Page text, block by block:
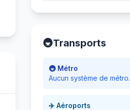
🚇Transports
🚇 Métro
Aucun système de métro.
✈️ Aéroports